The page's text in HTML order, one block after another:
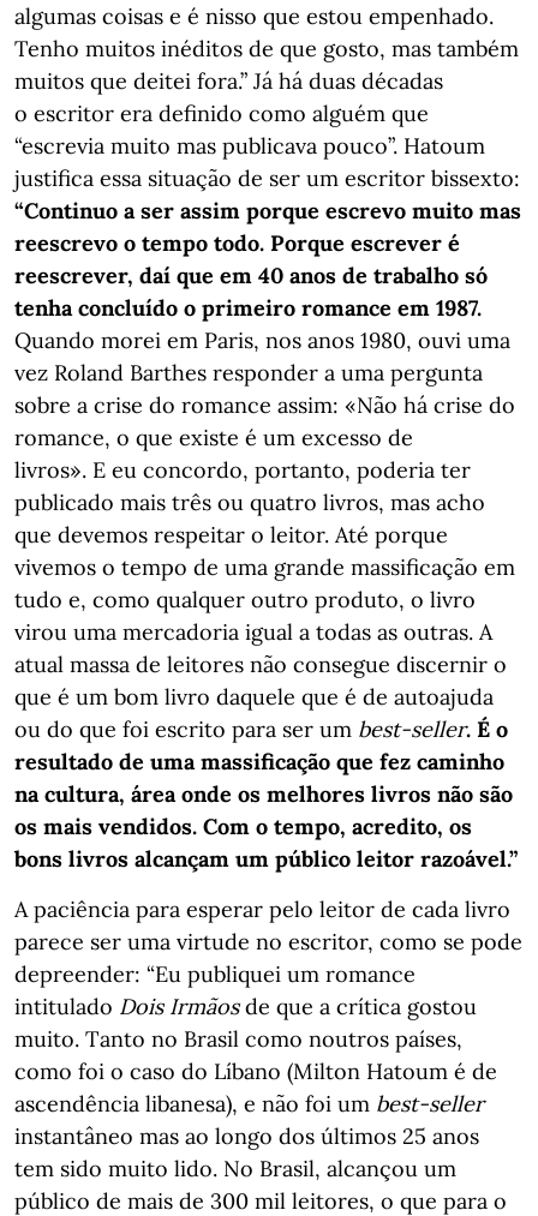
algumas coisas e é nisso que estou empenhado.
Tenho muitos inéditos de que gosto, mas também
muitos que deitei fora.” Já há duas décadas
o escritor era definido como alguém que
“escrevia muito mas publicava pouco”. Hatoum
justifica essa situação de ser um escritor bissexto:
“Continuo a ser assim porque escrevo muito mas
reescrevo o tempo todo. Porque escrever é
reescrever, daí que em 40 anos de trabalho só
tenha concluído o primeiro romance em 1987.
Quando morei em Paris, nos anos 1980, ouvi uma
vez Roland Barthes responder a uma pergunta
sobre a crise do romance assim: «Não há crise do
romance, o que existe é um excesso de
livros». E eu concordo, portanto, poderia ter
publicado mais três ou quatro livros, mas acho
que devemos respeitar o leitor. Até porque
vivemos o tempo de uma grande massificação em
tudo e, como qualquer outro produto, o livro
virou uma mercadoria igual a todas as outras. A
atual massa de leitores não consegue discernir o
que é um bom livro daquele que é de autoajuda
ou do que foi escrito para ser um best-seller. É o
resultado de uma massificação que fez caminho
na cultura, área onde os melhores livros não são
os mais vendidos. Com o tempo, acredito, os
bons livros alcançam um público leitor razoável.”
A paciência para esperar pelo leitor de cada livro
parece ser uma virtude no escritor, como se pode
depreender: “Eu publiquei um romance
intitulado Dois Irmãosde que a crítica gostou
muito. Tanto no Brasil como noutros países,
como foi o caso do Líbano (Milton Hatoum é de
ascendência libanesa), e não foi um best-seller
instantâneo mas ao longo dos últimos 25 anos
tem sido muito lido. No Brasil, alcançou um
público de mais de 300 mil leitores, o que para o